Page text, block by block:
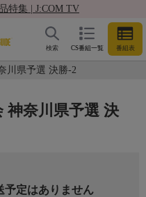
特集 | J:COM TV
CS番組一覧 番組表
検索
川県予選 決勝-2
神奈川県予選 決
予定はありません